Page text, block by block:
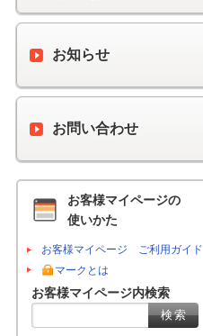
お知らせ
お問い合わせ
お客様マイページの
使いかた
お客様マイページ ご利用ガイド
マークとは
お客様マイページ内検索